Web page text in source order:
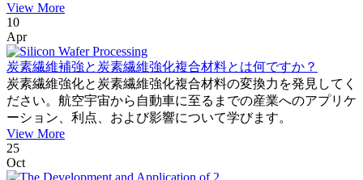
View More
10
Apr
炭素繊維補強と炭素繊維強化複合材料とは何ですか？
炭素繊維強化と炭素繊維強化複合材料の変換力を発見してく
ださい。航空宇宙から自動車に至るまでの産業へのアプリケ
ーション、利点、および影響について学びます。
View More
25
Oct